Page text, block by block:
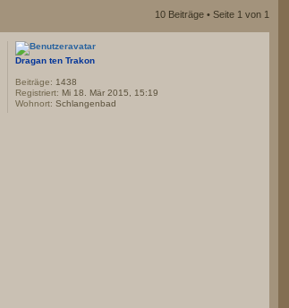
10 Beiträge • Seite 1 von 1
Dragan ten Trakon
Beiträge: 1438
Registriert: Mi 18. Mär 2015, 15:19
Wohnort: Schlangenbad